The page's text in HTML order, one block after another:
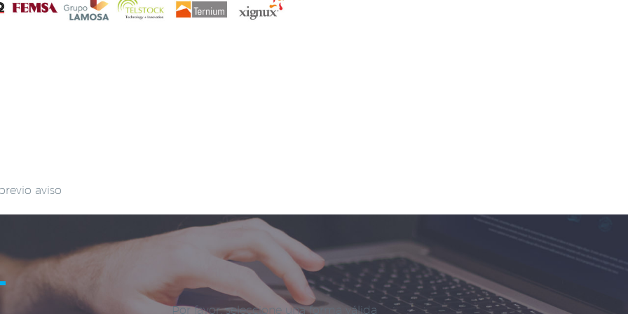
aviso
Por favor, seleccione una forma válida